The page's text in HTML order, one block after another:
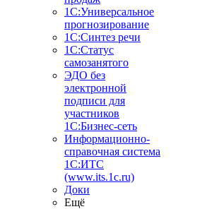
1С:Универсальное
прогнозирование
1С:Синтез речи
1С:Статус
самозанятого
ЭДО без
электронной
подписи для
участников
1С:Бизнес-сеть
Информационно-
справочная система
1С:ИТС
(www.its.1c.ru)
Доки
Ещё